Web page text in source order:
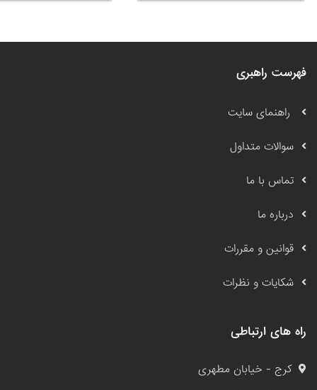
فهرست راهبری
راهنمای سایت
سوالات متداول
تماس با ما
درباره ما
قوانین و مقررات
شکایات و نظرات
راه های ارتباطی
کرج - خیابان مطهری